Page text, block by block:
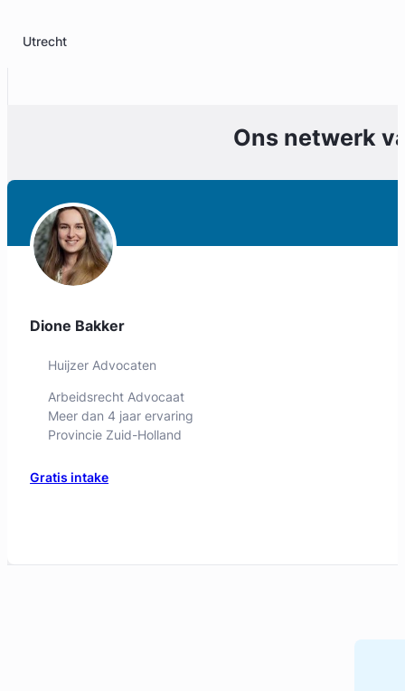
Utrecht
Ons netwerk
Dione Bakker
Huijzer Advocaten
Arbeidsrecht Advocaat
Meer dan 4 jaar ervaring
Provincie Zuid-Holland
Gratis intake